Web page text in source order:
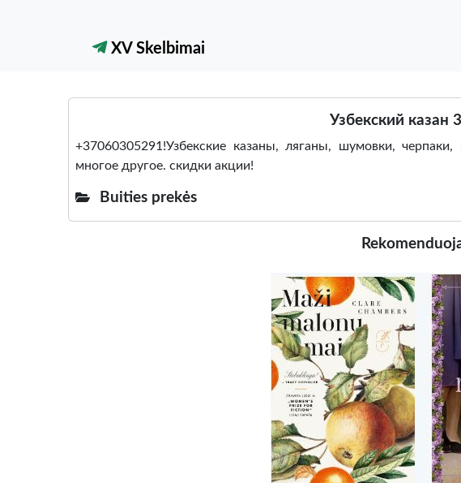
XV Skelbimai
Узбекский казан
+37060305291!Узбекские казаны, ляганы, шумовки,
многое другое. скидки акции!
Buities prekės